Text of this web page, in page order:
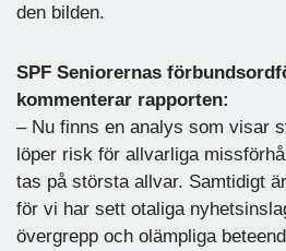
den bilden.
SPF Seniorernas
kommenterar rapporten:
– Nu finns en analys som visar
löper risk för allvarliga
tas på största allvar. Samtidigt
för vi har sett otaliga
övergrepp och olämpliga